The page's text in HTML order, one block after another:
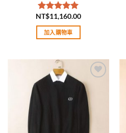
評分5.00
滿分 5
NT$11,160.00
加入購物車
Add to
wishlist